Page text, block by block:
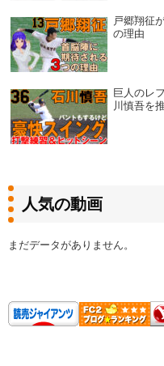
戸郷翔征
の理由
巨人のレ
川慎吾を
人気の動画
まだデータがありません。